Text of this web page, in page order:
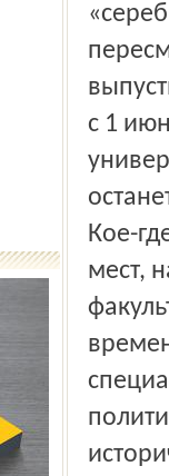
с 1
Кое-
мест,